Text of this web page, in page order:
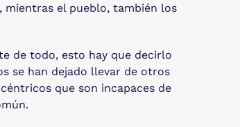
el pueblo, también los
de todo, esto hay que decirlo
se han dejado llevar de otros
que son incapaces de